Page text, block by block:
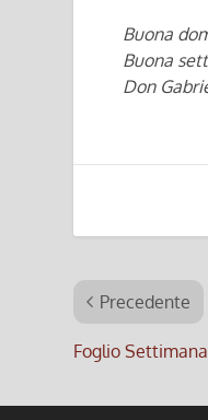
Buona
Buona
Don
Precedente
Foglio